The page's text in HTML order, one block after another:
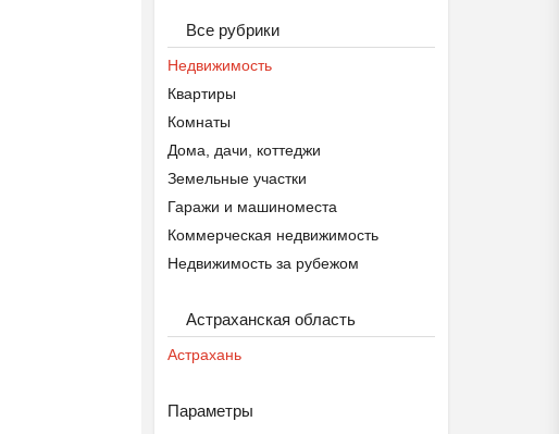
Все рубрики
Недвижимость
Квартиры
Комнаты
Дома, дачи, коттеджи
Земельные участки
Гаражи и машиноместа
Коммерческая недвижимость
Недвижимость за рубежом
Астраханская область
Астрахань
Параметры